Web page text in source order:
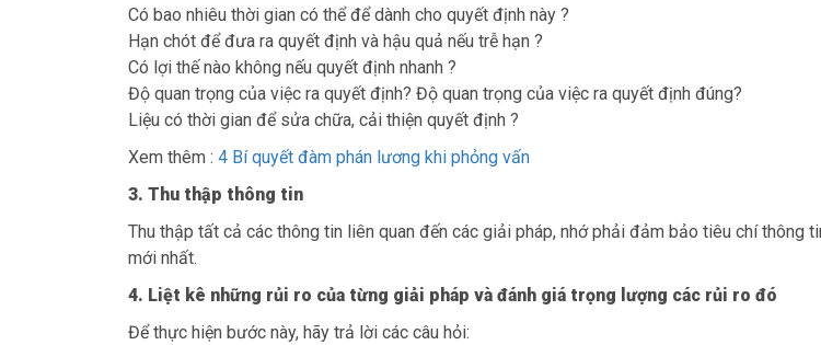
Có bao nhiêu thời gian có thể để dành cho quyết định này ?
Hạn chót để đưa ra quyết định và hậu quả nếu trễ hạn ?
Có lợi thế nào không nếu quyết định nhanh ?
Độ quan trọng của việc ra quyết định? Độ quan trọng của việc ra quyết định đúng?
Liệu có thời gian để sửa chữa, cải thiện quyết định ?
Xem thêm : 4 Bí quyết đàm phán lương khi phỏng vấn
3. Thu thập thông tin
Thu thập tất cả các thông tin liên quan đến các giải pháp, nhớ phải đảm bảo tiêu chí thông
mới nhất.
4. Liệt kê những rủi ro của từng giải pháp và đánh giá trọng lượng các rủi ro đó
Để thực hiện bước này, hãy trả lời các câu hỏi: